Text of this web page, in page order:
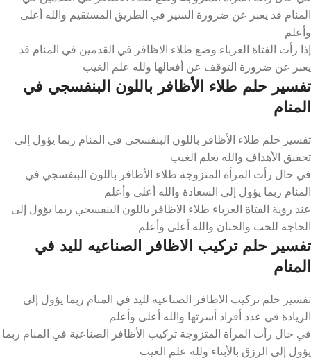
المنام قد يعبر عن ضرورة السير في الطريق المستقيم والله أعلى
وأعلم
إذا رأت الفتاة العزباء وضع طلاء الاظافر في القدمين في المنام قد
يعبر عن ضرورة التوقف عن أفعالها ولله علم الغيب
تفسير حلم طلاء الأظافر باللون البنفسجي في
المنام
تفسير حلم طلاء الأظافر باللون البنفسجي في المنام ربما يؤول إلى
تحقيق الأهداف والله يعلم الغيب
في حال رأت المرأة المتزوجة طلاء الأظافر باللون البنفسجي في
المنام ربما يؤول إلى السعادة والله أعلى وأعلم
عند رؤية الفتاة العزباء طلاء الاظافر باللون البنفسجي ربما يؤول إلى
الحاجة للحب والحنان والله أعلى وأعلم
تفسير حلم تركيب الاظافر الصناعيه لليد في
المنام
تفسير حلم تركيب الاظافر الصناعيه لليد في المنام ربما يؤول إلى
الزيادة في عدد أفراد أسرتها والله أعلى وأعلم
في حال رأت المرأة المتزوجة تركيب الأظافر الصناعية في المنام ربما
يؤول إلى الرزق بالأبناء ولله علم الغيب